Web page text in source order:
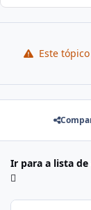
Este
Ir para a lista